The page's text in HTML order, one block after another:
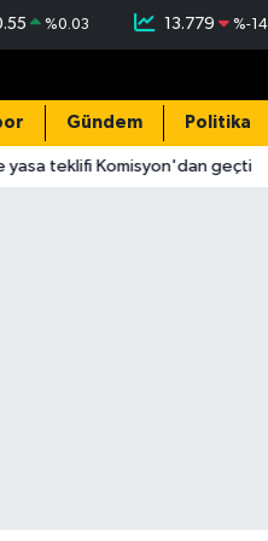
%0.03 13.779 %-14
Gündem Politika
teklifi Komisyon'dan geçti